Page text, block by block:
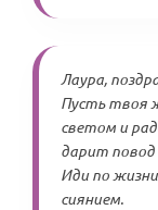
Лаура,
Пусть твоя
светом и
дарит повод
Иди по жизни
сиянием.